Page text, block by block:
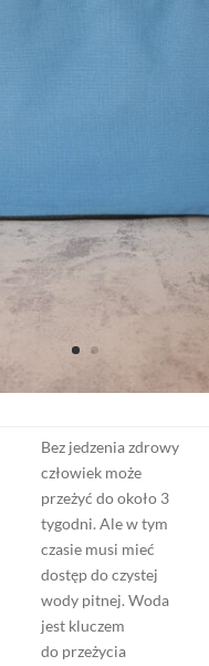
Bez jedzenia zdrowy
człowiek może
przeżyć do około 3
tygodni. Ale w tym
czasie musi mieć
dostęp do czystej
wody pitnej. Woda
jest kluczem
do przeżycia